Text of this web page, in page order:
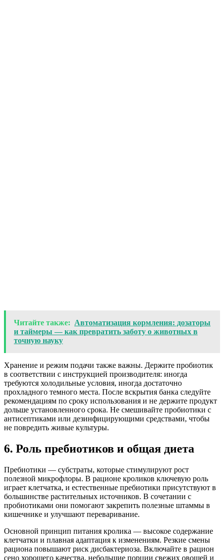
Читайте также: Автоматизация кормления: дозаторы
и таймеры — как превратить заботу о животных в
точную науку
Хранение и режим подачи также важны. Держите пробиотик
в соответствии с инструкцией производителя: иногда
требуются холодильные условия, иногда достаточно
прохладного темного места. После вскрытия банка следуйте
рекомендациям по сроку использования и не держите продукт
дольше установленного срока. Не смешивайте пробиотики с
антисептиками или дезинфицирующими средствами, чтобы
не повредить живые культуры.
6. Роль пребиотиков и общая диета
Пребиотики — субстраты, которые стимулируют рост
полезной микрофлоры. В рационе кроликов ключевую роль
играет клетчатка, и естественные пребиотики присутствуют в
большинстве растительных источников. В сочетании с
пробиотиками они помогают закрепить полезные штаммы в
кишечнике и улучшают переваривание.
Основной принцип питания кролика — высокое содержание
клетчатки и плавная адаптация к изменениям. Резкие смены
рациона повышают риск дисбактериоза. Включайте в рацион
сено хорошего качества, небольшие порции свежих овощей и